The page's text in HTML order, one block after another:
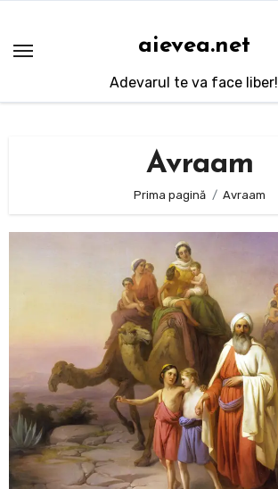
conținut
aievea.net
Adevarul te va face liber!
Avraam
Prima pagină Avraam